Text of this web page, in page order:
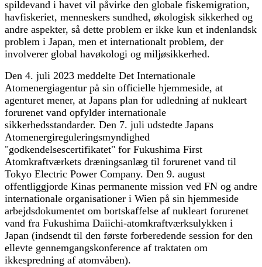
spildevand i havet vil påvirke den globale fiskemigration,
havfiskeriet, menneskers sundhed, økologisk sikkerhed og
andre aspekter, så dette problem er ikke kun et indenlandsk
problem i Japan, men et internationalt problem, der
involverer global havøkologi og miljøsikkerhed.
Den 4. juli 2023 meddelte Det Internationale
Atomenergiagentur på sin officielle hjemmeside, at
agenturet mener, at Japans plan for udledning af nukleart
forurenet vand opfylder internationale
sikkerhedsstandarder. Den 7. juli udstedte Japans
Atomenergireguleringsmyndighed
"godkendelsescertifikatet" for Fukushima First
Atomkraftværkets dræningsanlæg til forurenet vand til
Tokyo Electric Power Company. Den 9. august
offentliggjorde Kinas permanente mission ved FN og andre
internationale organisationer i Wien på sin hjemmeside
arbejdsdokumentet om bortskaffelse af nukleart forurenet
vand fra Fukushima Daiichi-atomkraftværksulykken i
Japan (indsendt til den første forberedende session for den
ellevte gennemgangskonference af traktaten om
ikkespredning af atomvåben).